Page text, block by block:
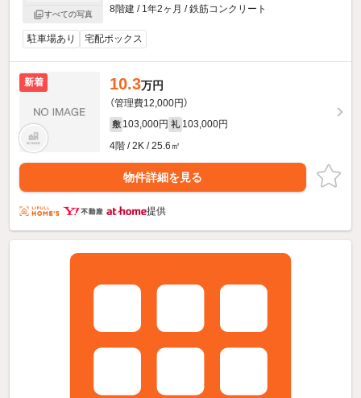
すべての写真
8階建 / 1年2ヶ月 / 鉄筋コンクリート
駐車場あり 宅配ボックス
新着 10.3万円
（管理費12,000円）
敷 103,000円 礼 103,000円
4階 / 2K / 25.6㎡
物件詳細を見る
提供